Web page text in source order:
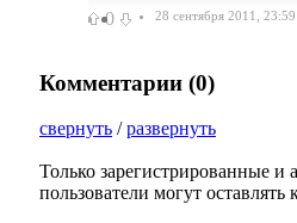
0 28 сентября 2011, 23:59
Комментарии (0)
свернуть /развернуть
Только зарегистрированные и
пользователи могут оставлять